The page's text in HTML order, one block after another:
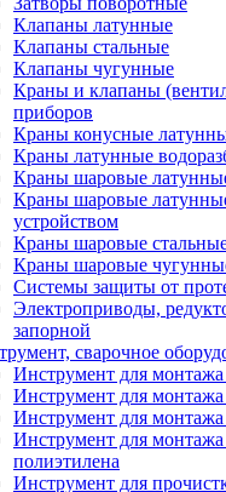
Клапаны латунные
Клапаны стальные
Клапаны чугунные
Краны и клапаны
приборов
Краны конусные
Краны латунные
Краны шаровые
Краны шаровые
устройством
Краны шаровые
Краны шаровые
Системы защиты от
Электроприводы,
запорной
сварочное
Инструмент для монтажа
Инструмент для монтажа
Инструмент для монтажа
Инструмент для
полиэтилена
Инструмент для